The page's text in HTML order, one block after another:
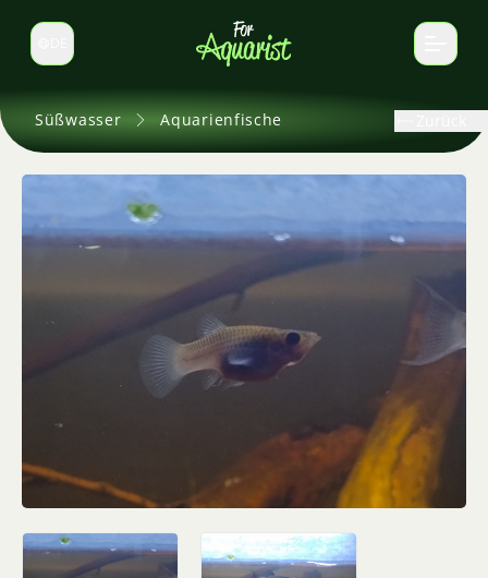
Sprache wechseln
Süßwasser Aquarienfische